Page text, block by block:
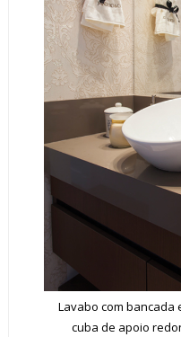
Lavabo com bancada
cuba de apoio